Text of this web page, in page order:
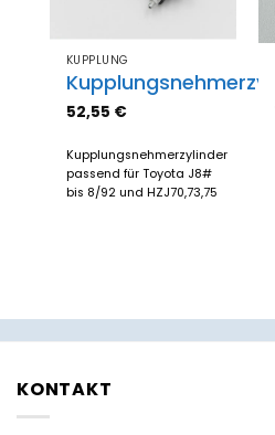
KUPPLUNG
52,55 €
Kupplungsnehmerzylinder
passend für Toyota J8#
bis 8/92 und HZJ70,73,75
KONTAKT